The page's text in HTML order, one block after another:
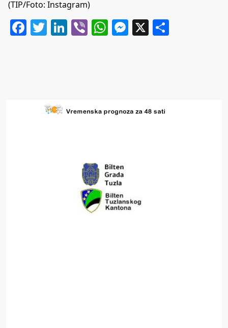
(TIP/Foto: Instagram)
Facebook
Twitter
LinkedIn
ViberWhatsApp
Messenger
X